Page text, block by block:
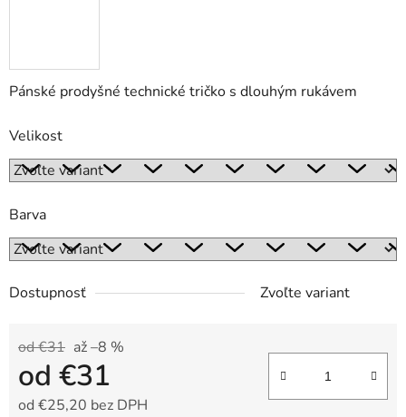
Pánské prodyšné technické tričko s dlouhým rukávem
Velikost
Barva
Dostupnosť Zvoľte variant
od €31 až –8 %
od €31
od €25,20 bez DPH